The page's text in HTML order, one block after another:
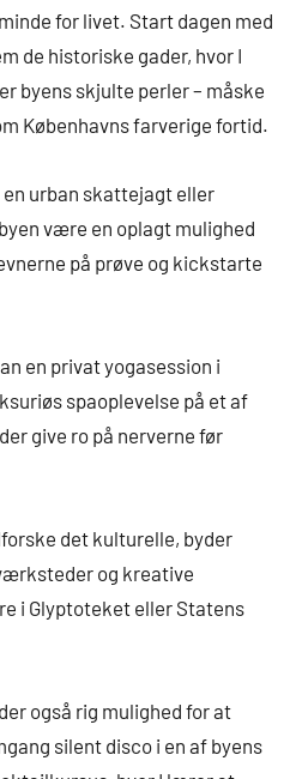
for livet. Start dagen med
de historiske gader, hvor I
byens skjulte perler – måske
Københavns farverige fortid.
urban skattejagt eller
være en oplagt mulighed
på prøve og kickstarte
en privat yogasession i
spaoplevelse på et af
give ro på nerverne før
det kulturelle, byder
og kreative
i Glyptoteket eller Statens
også rig mulighed for at
silent disco i en af byens